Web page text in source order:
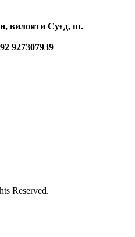
вилояти Суғд, ш.
927307939
Reserved.